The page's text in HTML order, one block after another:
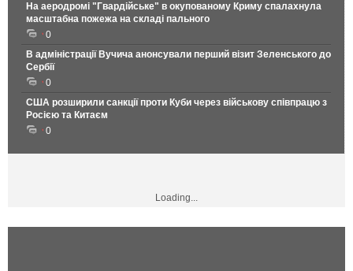
На аеродромі "Гвардійське" в окупованому Криму спалахнула
масштабна пожежа на складі пального
0
В адміністрації Вучича анонсували перший візит Зеленського до
Сербії
0
США розширили санкції проти Куби через військову співпрацю з
Росією та Китаєм
0
Loading...